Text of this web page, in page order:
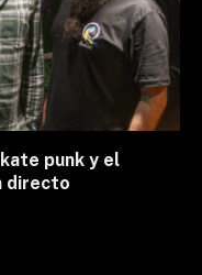
punk y el
directo